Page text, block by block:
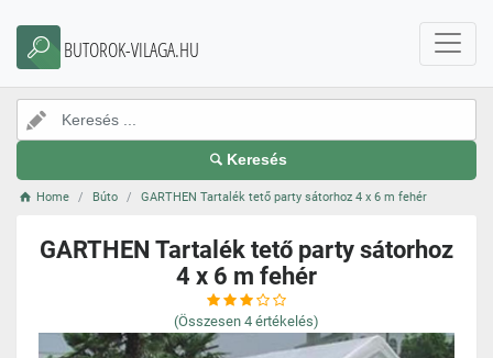
BUTOROK-VILAGA.HU
Keresés
Home Búto GARTHEN Tartalék tető party sátorhoz 4 x 6 m fehér
GARTHEN Tartalék tető party sátorhoz
4 x 6 m fehér
(Összesen 4 értékelés)